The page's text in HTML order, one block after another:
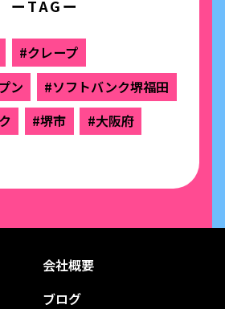
ーTAGー
#クレープ
ン
#ソフトバンク堺福田
#堺市
#大阪府
会社概要
ブログ